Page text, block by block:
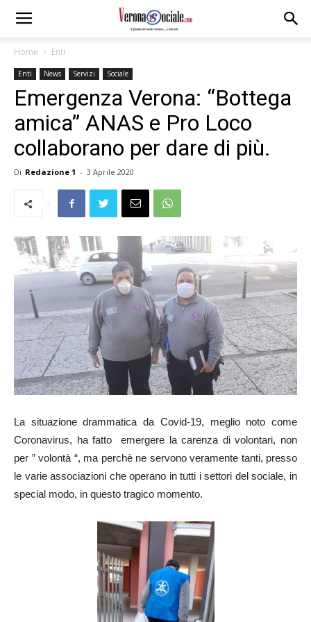
Home Enti
Enti News Servizi Sociale
Emergenza Verona: “Bottega
amica” ANAS e Pro Loco
collaborano per dare di più.
Di Redazione 1 - 3 Aprile 2020
La situazione drammatica da Covid-19, meglio noto come
Coronavirus, ha fatto emergere la carenza di volontari, non
per ” volontà “, ma perchè ne servono veramente tanti, presso
le varie associazioni che operano in tutti i settori del sociale, in
special modo, in questo tragico momento.